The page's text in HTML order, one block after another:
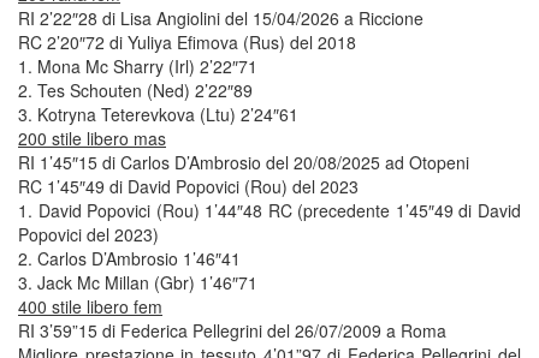
RI 2’22″28 di Lisa Angiolini del 15/04/2026 a Riccione
RC 2’20″72 di Yuliya Efimova (Rus) del 2018
1. Mona Mc Sharry (Irl) 2’22″71
2. Tes Schouten (Ned) 2’22″89
3. Kotryna Teterevkova (Ltu) 2’24″61
200 stile libero mas
RI 1’45″15 di Carlos D’Ambrosio del 20/08/2025 ad Otopeni
RC 1’45″49 di David Popovici (Rou) del 2023
1. David Popovici (Rou) 1’44″48 RC (precedente 1’45″49 di David
Popovici del 2023)
2. Carlos D’Ambrosio 1’46″41
3. Jack Mc Millan (Gbr) 1’46″71
400 stile libero fem
RI 3’59”15 di Federica Pellegrini del 26/07/2009 a Roma